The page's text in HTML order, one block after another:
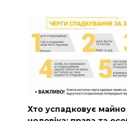
Хто успадковує майно